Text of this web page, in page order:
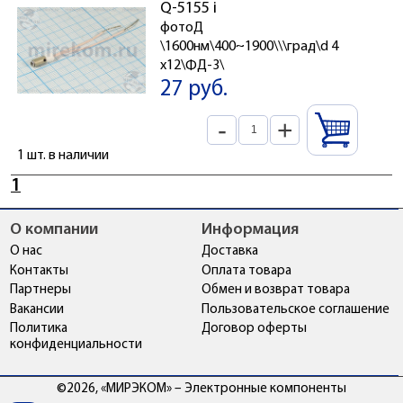
Q-5155 i
фотоД
\1600нм\400~1900\\\град\d 4
x12\ФД-3\
27 руб.
- +
1 шт. в наличии
1
О компании
О нас
Контакты
Партнеры
Вакансии
Политика
конфиденциальности
Информация
Доставка
Оплата товара
Обмен и возврат товара
Пользовательское соглашение
Договор оферты
©2026, «МИРЭКОМ» – Электронные компоненты